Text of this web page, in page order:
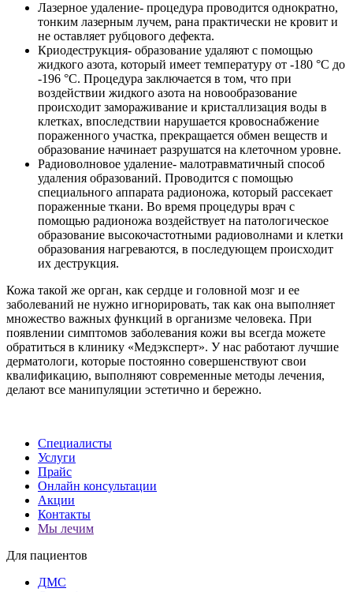
Лазерное удаление- процедура проводится однократно,
тонким лазерным лучем, рана практически не кровит и
не оставляет рубцового дефекта.
Криодеструкция- образование удаляют с помощью
жидкого азота, который имеет температуру от -180 °С до
-196 °С. Процедура заключается в том, что при
воздействии жидкого азота на новообразование
происходит замораживание и кристаллизация воды в
клетках, впоследствии нарушается кровоснабжение
пораженного участка, прекращается обмен веществ и
образование начинает разрушатся на клеточном уровне.
Радиоволновое удаление- малотравматичный способ
удаления образований. Проводится с помощью
специального аппарата радионожа, который рассекает
пораженные ткани. Во время процедуры врач с
помощью радионожа воздействует на патологическое
образование высокочастотными радиоволнами и клетки
образования нагреваются, в последующем происходит
их деструкция.
Кожа такой же орган, как сердце и головной мозг и ее
заболеваний не нужно игнорировать, так как она выполняет
множество важных функций в организме человека. При
появлении симптомов заболевания кожи вы всегда можете
обратиться в клинику «Медэксперт». У нас работают лучшие
дерматологи, которые постоянно совершенствуют свои
квалификацию, выполняют современные методы лечения,
делают все манипуляции эстетично и бережно.
Специалисты
Услуги
Прайс
Онлайн консультации
Акции
Контакты
Мы лечим
Для пациентов
ДМС